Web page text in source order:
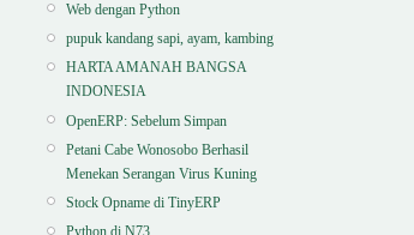
Web dengan Python
pupuk kandang sapi, ayam, kambing
HARTA AMANAH BANGSA
INDONESIA
OpenERP: Sebelum Simpan
Petani Cabe Wonosobo Berhasil
Menekan Serangan Virus Kuning
Stock Opname di TinyERP
Python di N73